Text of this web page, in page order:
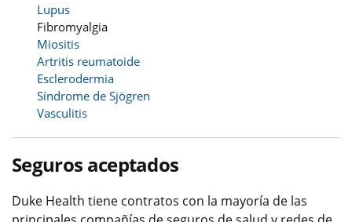
Lupus
Fibromyalgia
Miositis
Artritis reumatoide
Esclerodermia
Síndrome de Sjögren
Vasculitis
Seguros aceptados
Duke Health tiene contratos con la mayoría de las